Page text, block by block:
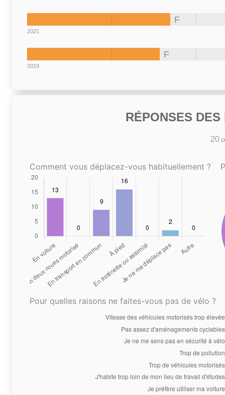
F
2021
F
2019
RÉPONSES
20
Comment vous déplacez-vous habituellement ?
Pour quelles raisons ne faites-vous pas de vélo ?